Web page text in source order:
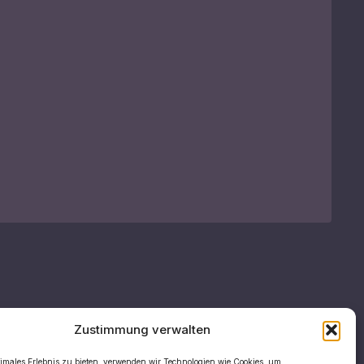
Zustimmung verwalten
Erlebnis zu bieten, verwenden wir Technologien wie Cookies, um